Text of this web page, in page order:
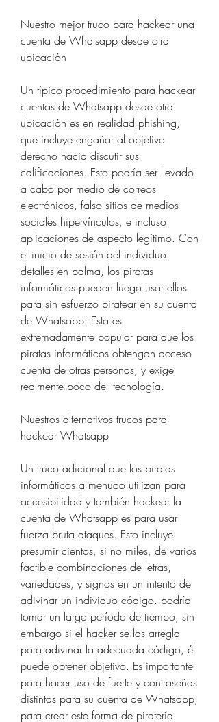
Nuestro mejor truco para hackear una
cuenta de Whatsapp desde otra
ubicación
Un típico procedimiento para hackear
cuentas de Whatsapp desde otra
ubicación es en realidad phishing,
que incluye engañar al objetivo
derecho hacia discutir sus
calificaciones. Esto podría ser llevado
a cabo por medio de correos
electrónicos, falso sitios de medios
sociales hipervínculos, e incluso
aplicaciones de aspecto legítimo. Con
el inicio de sesión del individuo
detalles en palma, los piratas
informáticos pueden luego usar ellos
para sin esfuerzo piratear en su cuenta
de Whatsapp. Esta es
extremadamente popular para que los
piratas informáticos obtengan acceso
cuenta de otras personas, y exige
realmente poco de  tecnología.
Nuestros alternativos trucos para
hackear Whatsapp
Un truco adicional que los piratas
informáticos a menudo utilizan para
accesibilidad y también hackear la
cuenta de Whatsapp es para usar
fuerza bruta ataques. Esto incluye
presumir cientos, si no miles, de varios
factible combinaciones de letras,
variedades, y signos en un intento de
adivinar un individuo código. podría
tomar un largo período de tiempo, sin
embargo si el hacker se las arregla
para adivinar la adecuada código, él
puede obtener objetivo. Es importante
para hacer uso de fuerte y contraseñas
distintas para su cuenta de Whatsapp,
para crear este forma de piratería